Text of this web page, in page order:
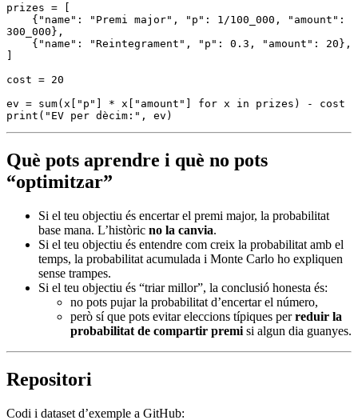
prizes =
    {
"name" : "Premi major" , "p" : 1 /100_000 , "amount" :
300_000 },
    {
"name" : "Reintegrament" , "p" : 0.3 , "amount" : 20 },
cost = 20
ev = sum(x[ "p" * x[ "amount" for x in prizes) -
cost
print ( "EV per dècim:" , ev)
Què pots aprendre i què no pots
“optimitzar”
Si el teu objectiu és encertar el premi major, la probabilitat
base mana. L’històric no la canvia.
Si el teu objectiu és entendre com creix la probabilitat amb el
temps, la probabilitat acumulada i Monte Carlo ho expliquen
sense trampes.
Si el teu objectiu és “triar millor”, la conclusió honesta és:
no pots pujar la probabilitat d’encertar el número,
però sí que pots evitar eleccions típiques perreduir la
probabilitat de compartir premi si algun dia guanyes.
Repositori
Codi i dataset d’exemple a GitHub: